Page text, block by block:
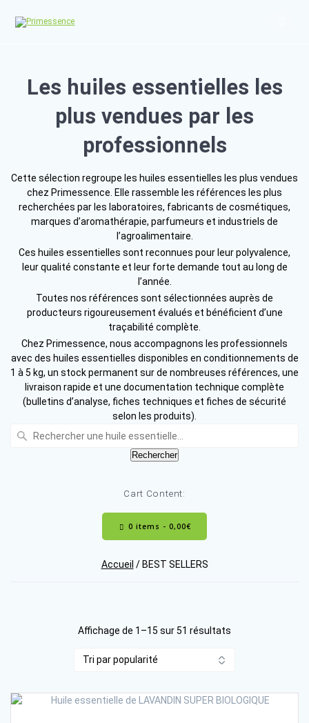
Les huiles essentielles les
plus vendues par les
professionnels
Cette sélection regroupe les huiles essentielles les plus vendues
chez Primessence. Elle rassemble les références les plus
recherchées par les laboratoires, fabricants de cosmétiques,
marques d’aromathérapie, parfumeurs et industriels de
l’agroalimentaire.
Ces huiles essentielles sont reconnues pour leur polyvalence,
leur qualité constante et leur forte demande tout au long de
l’année.
Toutes nos références sont sélectionnées auprès de
producteurs rigoureusement évalués et bénéficient d’une
traçabilité complète.
Chez Primessence, nous accompagnons les professionnels
avec des huiles essentielles disponibles en conditionnements de
1 à 5 kg, un stock permanent sur de nombreuses références, une
livraison rapide et une documentation technique complète
(bulletins d’analyse, fiches techniques et fiches de sécurité
selon les produits).
Recherche
Rechercher
Cart Content:
0 items - 0,00€
Accueil / BEST SELLERS
Affichage de 1–15 sur 51 résultats